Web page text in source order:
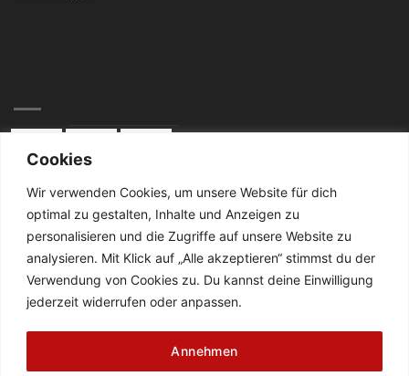
Cookies
Wir verwenden Cookies, um unsere Website für dich
optimal zu gestalten, Inhalte und Anzeigen zu
personalisieren und die Zugriffe auf unsere Website zu
analysieren. Mit Klick auf „Alle akzeptieren“ stimmst du der
Verwendung von Cookies zu. Du kannst deine Einwilligung
jederzeit widerrufen oder anpassen.
Annehmen
KONTAKT:
Telefon: 02834 / 2024
De Cabanes-Straße 4
47638 Straelen